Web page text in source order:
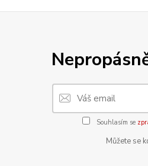
Souhlasím se
Můžete se